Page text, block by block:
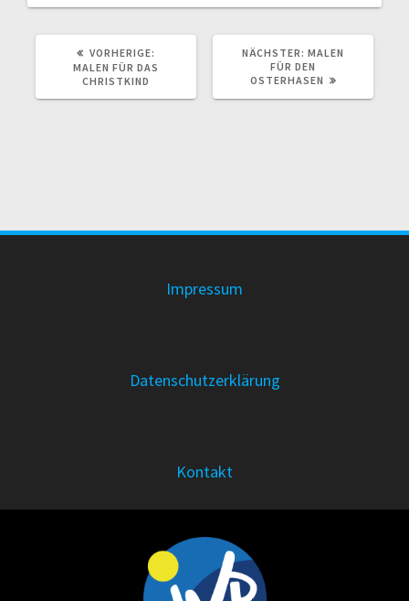
VORHERIGE:
BEITRAG:
MALEN FÜR DAS
CHRISTKIND
NÄCHSTER: NÄCHSTER
BEITRAG:
MALEN
FÜR DEN
OSTERHASEN
Impressum
Datenschutzerklärung
Kontakt